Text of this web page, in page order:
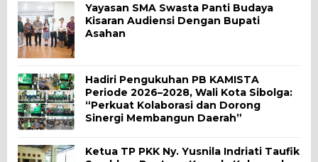
Yayasan SMA Swasta Panti Budaya
Kisaran Audiensi Dengan Bupati
Asahan
Hadiri Pengukuhan PB KAMISTA
Periode 2026–2028, Wali Kota Sibolga:
“Perkuat Kolaborasi dan Dorong
Sinergi Membangun Daerah”
Ketua TP PKK Ny. Yusnila Indriati Taufik